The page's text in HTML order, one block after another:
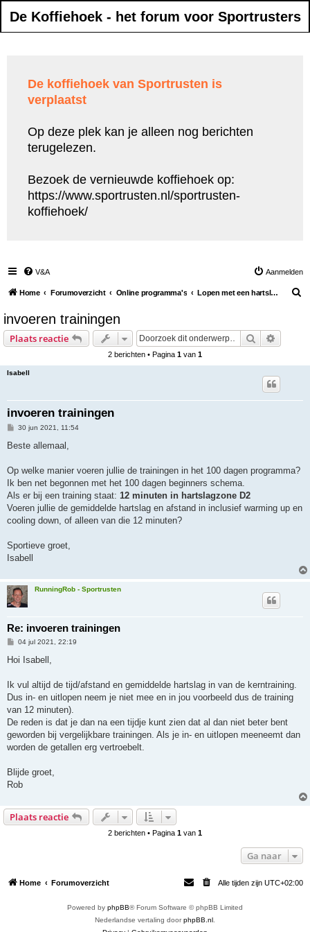
De Koffiehoek - het forum voor Sportrusters
De koffiehoek van Sportrusten is
verplaatst
Op deze plek kan je alleen nog berichten
terugelezen.
Bezoek de vernieuwde koffiehoek op:
https://www.sportrusten.nl/sportrusten-
koffiehoek/
V&A Aanmelden
Home Forumoverzicht Online programma's Lopen met een hartslagmeter
invoeren trainingen
Plaats reactie Zoek
2 berichten • Pagina 1 van 1
Isabell
invoeren trainingen
B
r
h
t
30 jun 2021, 11:54
Beste allemaal,
Op welke manier voeren jullie de trainingen in het 100 dagen programma?
Ik ben net begonnen met het 100 dagen beginners schema.
Als er bij een training staat: 12 minuten in hartslagzone D2
Voeren jullie de gemiddelde hartslag en afstand in inclusief warming up en
cooling down, of alleen van die 12 minuten?
Sportieve groet,
Isabell
RunningRob - Sportrusten
Re: invoeren trainingen
B
r
h
04 jul 2021, 22:19
Hoi Isabell,
Ik vul altijd de tijd/afstand en gemiddelde hartslag in van de kerntraining.
Dus in- en uitlopen neem je niet mee en in jou voorbeeld dus de training
van 12 minuten).
De reden is dat je dan na een tijdje kunt zien dat al dan niet beter bent
geworden bij vergelijkbare trainingen. Als je in- en uitlopen meeneemt dan
worden de getallen erg vertroebelt.
Blijde groet,
Rob
Plaats reactie
2 berichten • Pagina 1 van 1
Ga naar
Home Forumoverzicht Alle tijden zijn UTC+02:00
Powered by phpBB® Forum Software © phpBB Limited
Nederlandse vertaling doorphpBB.nl